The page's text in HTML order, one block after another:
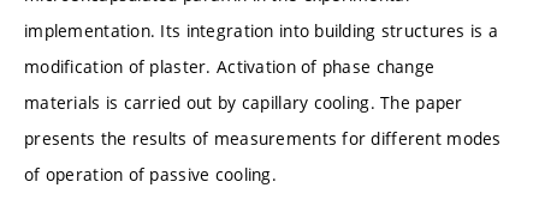
implementation. Its integration into building structures is a
modification of plaster. Activation of phase change
materials is carried out by capillary cooling. The paper
presents the results of measurements for different modes
of operation of passive cooling.